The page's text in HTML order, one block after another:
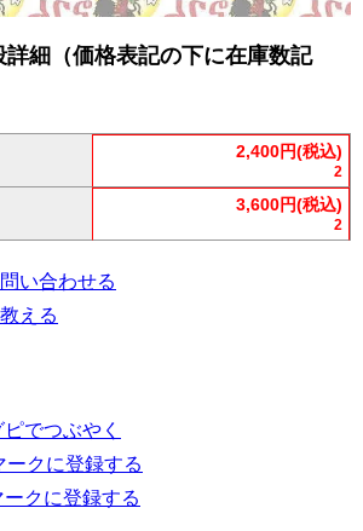
細（価格表記の下に在庫数記
2,400円(税込)
2
3,600円(税込)
2
い合わせる
える
でつぶやく
ークに登録する
クに登録する